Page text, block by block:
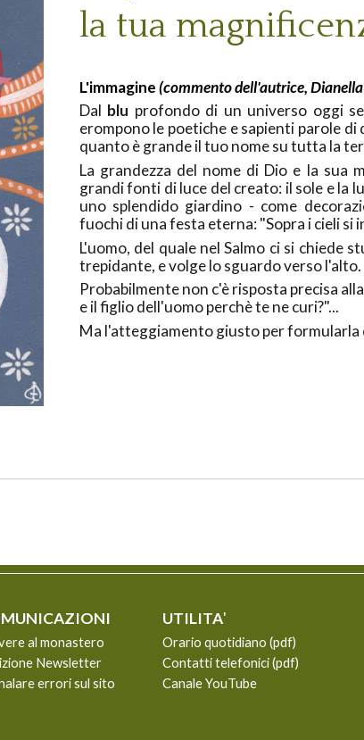
la tua
L'immagine(commento dell'autrice,
Dal blu profondo di un universo oggi
erompono le poetiche e sapienti parole
quanto è grande il tuo nome su tutta la
La grandezza del nome di Dio e la sua
grandi fonti di luce del creato: il sole e la
uno splendido giardino - come
fuochi di una festa eterna: "Sopra i cieli si
L'uomo, del quale nel Salmo ci si chiede
trepidante, e volge lo sguardo verso l'alto.
Probabilmente non c'è risposta precisa
e il figlio dell'uomo perchè te ne curi?"...
Ma l'atteggiamento giusto per formularla
al monastero
Newsletter
errori sul sito
UTILITA'
Orario quotidiano (pdf)
Contatti telefonici (pdf)
Canale YouTube